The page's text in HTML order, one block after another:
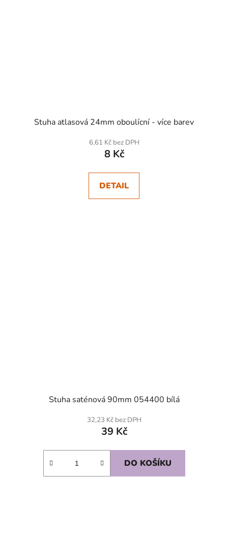
Stuha atlasová 24mm oboulícní - více barev
6,61 Kč bez DPH
8 Kč
DETAIL
Stuha saténová 90mm 054400 bílá
32,23 Kč bez DPH
39 Kč
DO KOŠÍKU